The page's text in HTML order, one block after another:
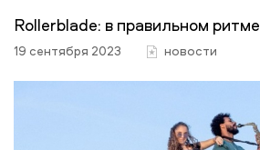
Rollerblade: в правильном ритме
19 сентября 2023 новости